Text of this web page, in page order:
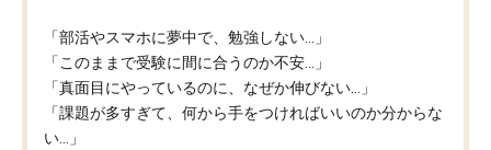
「部活やスマホに夢中で、勉強しない…」
「このままで受験に間に合うのか不安…」
「真面目にやっているのに、なぜか伸びない…」
「課題が多すぎて、何から手をつければいいのか分からな
い…」